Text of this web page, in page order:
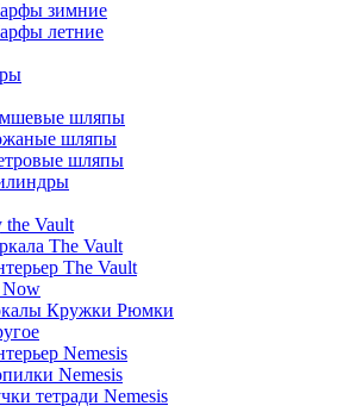
зимние
летние
шляпы
шляпы
шляпы
the Vault
The Vault
The Vault
Now
Кружки Рюмки
Nemesis
Nemesis
тетради Nemesis